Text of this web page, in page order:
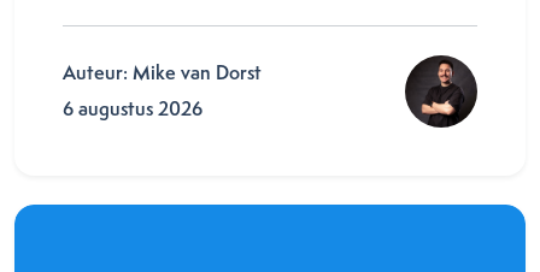
Auteur: Mike van Dorst
6 augustus 2026